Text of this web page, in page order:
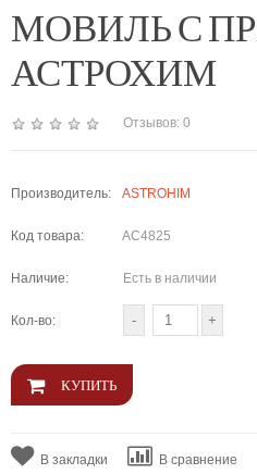
МОВИЛЬ С
АСТРОХИМ
Отзывов: 0
Производитель: ASTROHIM
Код товара: AC4825
Наличие: Есть в наличии
Кол-во:
В закладки В сравнение